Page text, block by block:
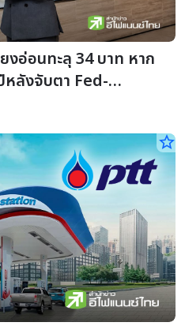
งอ่อนทะลุ 34 บาท หาก
ลังจับตา Fed-
star_border